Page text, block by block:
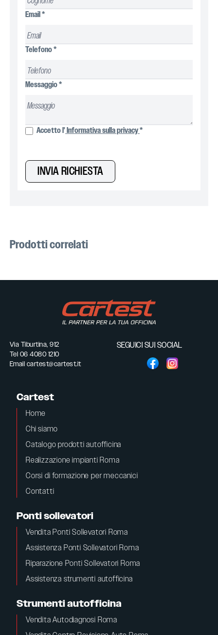
Email*
Telefono*
Messaggio*
Accetto l'Informativa sulla privacy*
INVIA RICHIESTA
Prodotti correlati
Via Tiburtina, 912
Tel 06 4080 1210
Email cartest@cartest.it
SEGUICI SUI SOCIAL
Cartest
Home
Chi siamo
Catalogo prodotti autofficina
Realizzazione impianti Roma
Corsi di formazione per meccanici
Contatti
Ponti sollevatori
Vendita Ponti Sollevatori Roma
Assistenza Ponti Sollevatori Roma
Riparazione Ponti Sollevatori Roma
Assistenza strumenti autofficina
Strumenti autofficina
Vendita Autodiagnosi Roma